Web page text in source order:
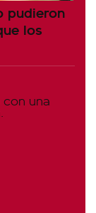
pudieron
los